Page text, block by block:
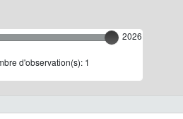
2026
d'observation(s): 1